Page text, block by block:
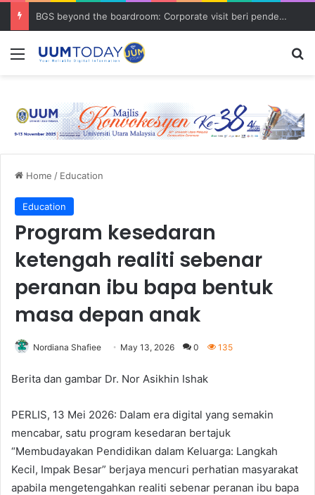
BGS beyond the boardroom: Corporate visit beri pendedahan dunia korporat kepada PELAJAR UUM
Menu
Home / Education
Education
Program kesedaran
ketengah realiti sebenar
peranan ibu bapa bentuk
masa depan anak
Nordiana Shafiee May 13, 2026 0 135
Berita dan gambar Dr. Nor Asikhin Ishak
PERLIS, 13 Mei 2026: Dalam era digital yang semakin
mencabar, satu program kesedaran bertajuk
“Membudayakan Pendidikan dalam Keluarga: Langkah
Kecil, Impak Besar” berjaya mencuri perhatian masyarakat
apabila mengetengahkan realiti sebenar peranan ibu bapa